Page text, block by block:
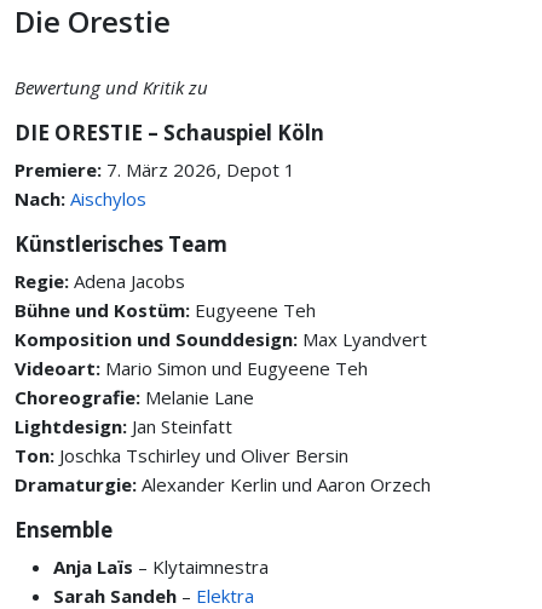
Die Orestie
Bewertung und Kritik zu
DIE ORESTIE – Schauspiel Köln
Premiere: 7. März 2026, Depot 1
Nach: Aischylos
Künstlerisches Team
Regie: Adena Jacobs
Bühne und Kostüm: Eugyeene Teh
Komposition und Sounddesign: Max Lyandvert
Videoart: Mario Simon und Eugyeene Teh
Choreografie: Melanie Lane
Lightdesign: Jan Steinfatt
Ton: Joschka Tschirley und Oliver Bersin
Dramaturgie: Alexander Kerlin und Aaron Orzech
Ensemble
Anja Laïs – Klytaimnestra
Sarah Sandeh – Elektra